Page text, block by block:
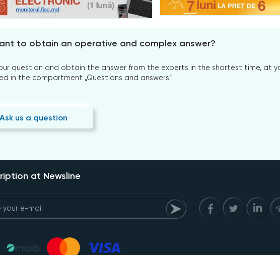
to obtain an operative and complex answer?
question and obtain the answer from the experts in the shortest time, at
in the compartment „Questions and answers”
Ask us a question
at Newsline